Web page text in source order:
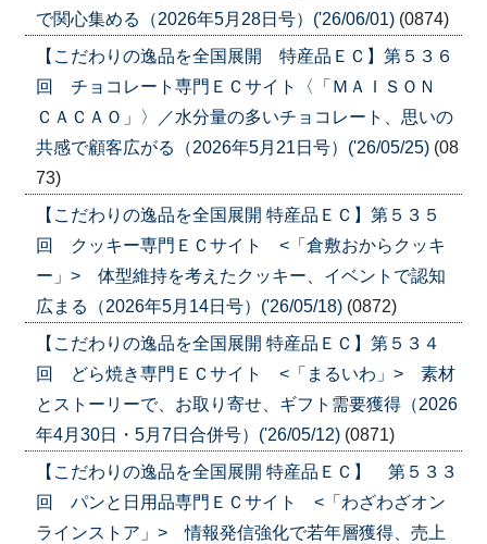
で関心集める（2026年5月28日号）('26/06/01) (0874)
【こだわりの逸品を全国展開 特産品ＥＣ】第５３６
回 チョコレート専門ＥＣサイト〈「ＭＡＩＳＯＮ
ＣＡＣＡＯ」〉／水分量の多いチョコレート、思いの
共感で顧客広がる（2026年5月21日号）('26/05/25) (08
73)
【こだわりの逸品を全国展開 特産品ＥＣ】第５３５
回 クッキー専門ＥＣサイト <「倉敷おからクッキ
ー」> 体型維持を考えたクッキー、イベントで認知
広まる（2026年5月14日号）('26/05/18) (0872)
【こだわりの逸品を全国展開 特産品ＥＣ】第５３４
回 どら焼き専門ＥＣサイト <「まるいわ」> 素材
とストーリーで、お取り寄せ、ギフト需要獲得（2026
年4月30日・5月7日合併号）('26/05/12) (0871)
【こだわりの逸品を全国展開 特産品ＥＣ】 第５３３
回 パンと日用品専門ＥＣサイト <「わざわざオン
ラインストア」> 情報発信強化で若年層獲得、売上